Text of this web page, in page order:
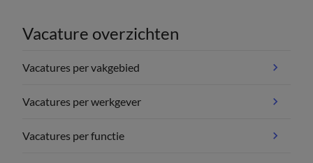
Vacature overzichten
Vacatures per vakgebied
Vacatures per werkgever
Vacatures per functie